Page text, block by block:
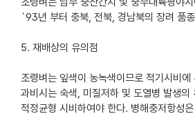
`93년 부터 충북, 전북, 경남북의 장려 품
5. 재배상의 유의점
조령벼는 잎색이 농녹색이므로 적기시비에
과비시는 숙색, 미질저하 및 도열병 발생의
적정균형 시비하여야 한다. 병해충저항성